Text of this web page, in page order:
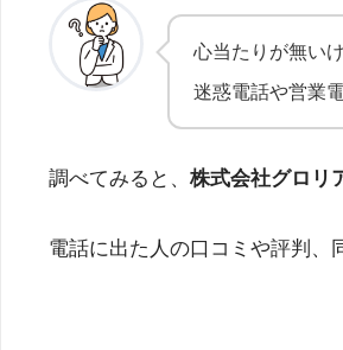
心当たりが無い
迷惑電話や営業
調べてみると、 株式会社グロリ
電話に出た人の口コミや評判、